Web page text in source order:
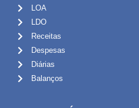
LOA
LDO
Receitas
Despesas
Diárias
Balanços